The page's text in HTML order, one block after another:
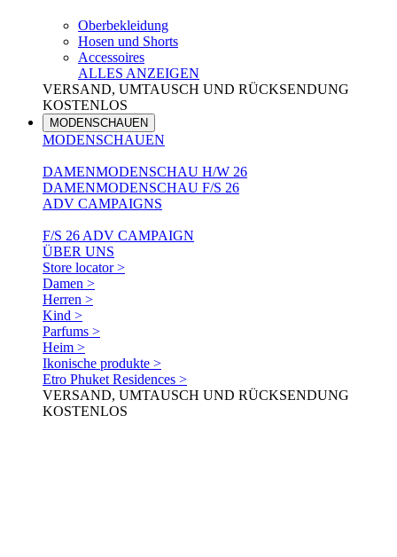
Oberbekleidung
Hosen und Shorts
Accessoires
ALLES ANZEIGEN
VERSAND, UMTAUSCH UND RÜCKSENDUNG
KOSTENLOS
MODENSCHAUEN
MODENSCHAUEN
DAMENMODENSCHAU H/W 26
DAMENMODENSCHAU F/S 26
ADV CAMPAIGNS
F/S 26 ADV CAMPAIGN
ÜBER UNS
Store locator >
Damen >
Herren >
Kind >
Parfums >
Heim >
Ikonische produkte >
Etro Phuket Residences >
VERSAND, UMTAUSCH UND RÜCKSENDUNG
KOSTENLOS